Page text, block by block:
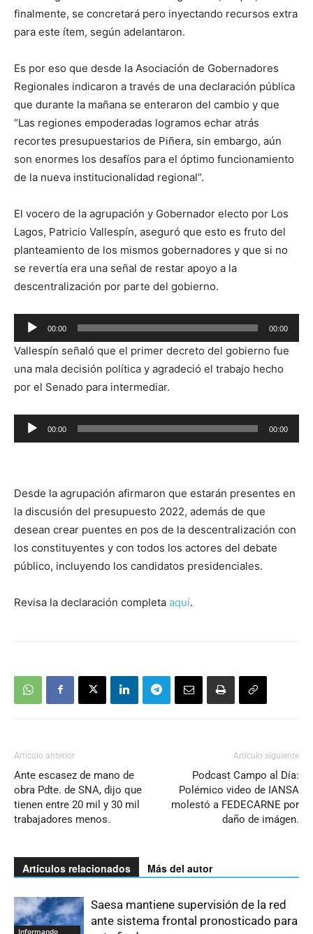
finalmente, se concretará pero inyectando recursos extra
para este ítem, según adelantaron.
Es por eso que desde la Asociación de Gobernadores
Regionales indicaron a través de una declaración pública
que durante la mañana se enteraron del cambio y que
“Las regiones empoderadas logramos echar atrás
recortes presupuestarios de Piñera, sin embargo, aún
son enormes los desafíos para el óptimo funcionamiento
de la nueva institucionalidad regional”.
El vocero de la agrupación y Gobernador electo por Los
Lagos, Patricio Vallespín, aseguró que esto es fruto del
planteamiento de los mismos gobernadores y que si no
se revertía era una señal de restar apoyo a la
descentralización por parte del gobierno.
Reproductor
de
audio
00:00 00:00
Vallespín señaló que el primer decreto del gobierno fue
una mala decisión política y agradeció el trabajo hecho
por el Senado para intermediar.
Reproductor
de
00:00 00:00
Desde la agrupación afirmaron que estarán presentes en
la discusión del presupuesto 2022, además de que
desean crear puentes en pos de la descentralización con
los constituyentes y con todos los actores del debate
público, incluyendo los candidatos presidenciales.
Revisa la declaración completa aquí.
Artículo anterior
Ante escasez de mano de
obra Pdte. de SNA, dijo que
tienen entre 20 mil y 30 mil
trabajadores menos.
Artículo siguiente
Podcast Campo al Día:
Polémico video de IANSA
molestó a FEDECARNE por
daño de imágen.
Artículos relacionados Más del autor
Informando
Saesa mantiene supervisión de la red
ante sistema frontal pronosticado para